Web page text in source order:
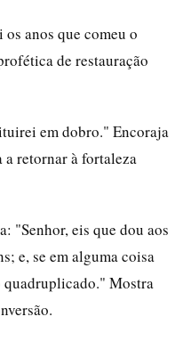
anos que comeu o
de restauração
em dobro." Encoraja
a retornar à fortaleza
"Senhor, eis que dou aos
e, se em alguma coisa
Mostra